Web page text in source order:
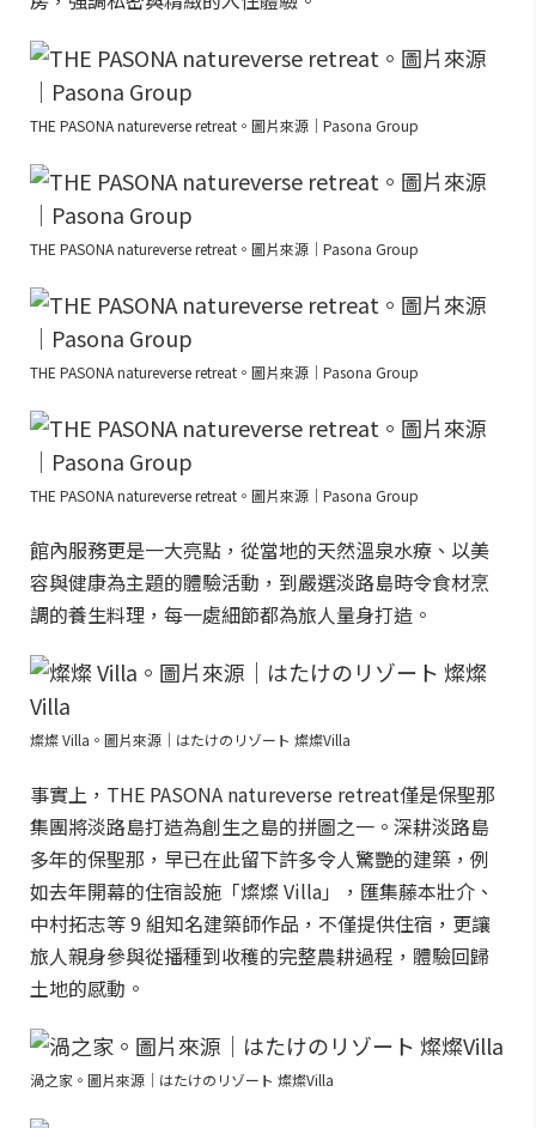
THE PASONA natureverse retreat。圖片來源｜Pasona Group
THE PASONA natureverse retreat。圖片來源｜Pasona Group
THE PASONA natureverse retreat。圖片來源｜Pasona Group
THE PASONA natureverse retreat。圖片來源｜Pasona Group
館內服務更是一大亮點，從當地的天然溫泉水療、以美
容與健康為主題的體驗活動，到嚴選淡路島時令食材烹
調的養生料理，每一處細節都為旅人量身打造。
燦燦 Villa。圖片來源｜はたけのリゾート 燦燦Villa
事實上，THE PASONA natureverse retreat僅是保聖那
集團將淡路島打造為創生之島的拼圖之一。深耕淡路島
多年的保聖那，早已在此留下許多令人驚艷的建築，例
如去年開幕的住宿設施「燦燦 Villa」，匯集藤本壯介、
中村拓志等 9 組知名建築師作品，不僅提供住宿，更讓
旅人親身參與從播種到收穫的完整農耕過程，體驗回歸
土地的感動。
渦之家。圖片來源｜はたけのリゾート 燦燦Villa